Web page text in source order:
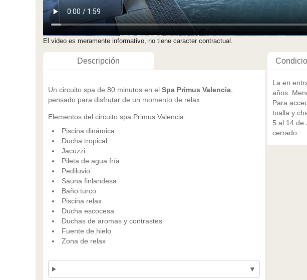
El video es meramente informativo, no tiene caracter contractual.
Descripción
Un circuito spa de 80 minutos en el Spa Primus Valencia,
pensado para disfrutar de un momento de relax.
Elementos del circuito spa Primus Valencia:
Piscina dinámica
Ducha tropical
Jacuzzi
Pileta de agua fría
Pediluvio
Sauna finlandesa
Baño turco
Piscina relax
Ducha escocesa
Duchas de aromas y contrastes
Fuente de hielo
Zona de relax
La en
años.
Para
toalla y
5 al 14 de
cerrado